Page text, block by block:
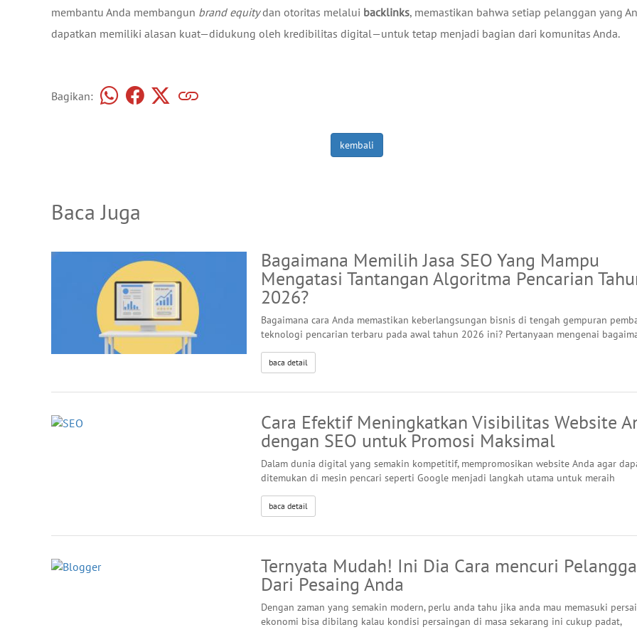
membantu Anda membangun brand equitydan otoritas melalui backlinks, memastikan bahwa setiap pelanggan yang
dapatkan memiliki alasan kuat—didukung oleh kredibilitas digital—untuk tetap menjadi bagian dari komunitas Anda.
Bagikan:
kembali
Baca Juga
Bagaimana Memilih Jasa SEO Yang Mampu
Mengatasi Tantangan Algoritma Pencarian
2026?
Bagaimana cara Anda memastikan keberlangsungan bisnis di tengah gempuran
teknologi pencarian terbaru pada awal tahun 2026 ini? Pertanyaan mengenai
baca detail
Cara Efektif Meningkatkan Visibilitas Website
dengan SEO untuk Promosi Maksimal
Dalam dunia digital yang semakin kompetitif, mempromosikan website Anda agar
ditemukan di mesin pencari seperti Google menjadi langkah utama untuk meraih
baca detail
Ternyata Mudah! Ini Dia Cara mencuri
Dari Pesaing Anda
Dengan zaman yang semakin modern, perlu anda tahu jika anda mau memasuki
ekonomi bisa dibilang kalau kondisi persaingan di masa sekarang ini cukup padat,